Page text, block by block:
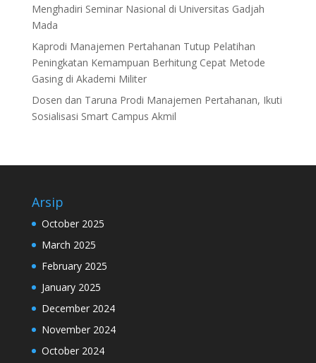
Menghadiri Seminar Nasional di Universitas Gadjah
Mada
Kaprodi Manajemen Pertahanan Tutup Pelatihan
Peningkatan Kemampuan Berhitung Cepat Metode
Gasing di Akademi Militer
Dosen dan Taruna Prodi Manajemen Pertahanan, Ikuti
Sosialisasi Smart Campus Akmil
Arsip
October 2025
March 2025
February 2025
January 2025
December 2024
November 2024
October 2024